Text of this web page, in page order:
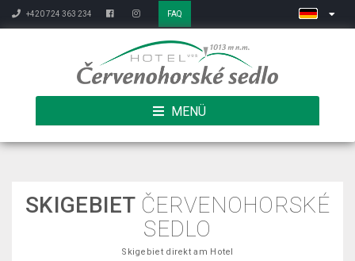
+420 724 363 234 FAQ
MENÜ
SKIGEBIET ČERVENOHORSKÉ
SEDLO
Skigebiet direkt am Hotel